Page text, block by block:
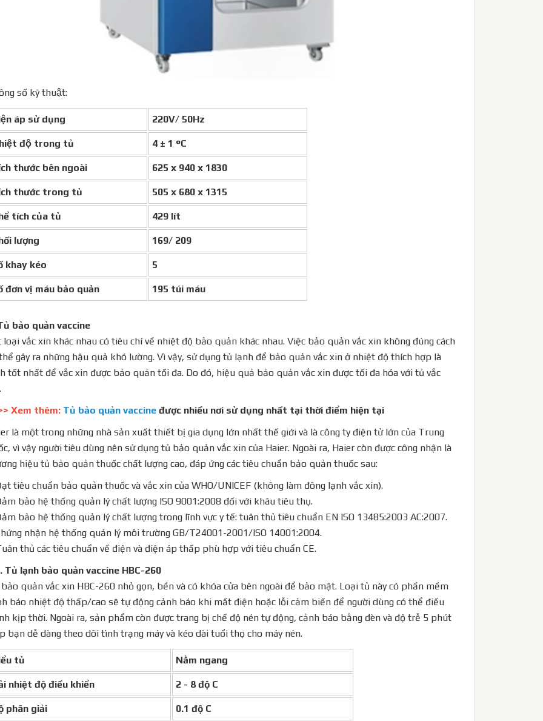
số kỹ thuật:
áp sử dụng 220V/ 50Hz
độ trong tủ 4 ± 1 °C
thước bên ngoài 625 x 940 x 1830
thước trong tủ 505 x 680 x 1315
tích của tủ 429 lít
lượng 169/ 209
khay kéo 5
đơn vị máu bảo quản 195 túi máu
bảo quản vaccine
loại vắc xin khác nhau có tiêu chí về nhiệt độ bảo quản khác nhau. Việc bảo quản vắc xin không đúng cách
gây ra những hậu quả khó lường. Vì vậy, sử dụng tủ lạnh để bảo quản vắc xin ở nhiệt độ thích hợp là
tốt nhất để vắc xin được bảo quản tối đa. Do đó, hiệu quả bảo quản vắc xin được tối đa hóa với tủ vắc
Xem thêm: Tủ bảo quản vaccine được nhiều nơi sử dụng nhất tại thời điểm hiện tại
là một trong những nhà sản xuất thiết bị gia dụng lớn nhất thế giới và là công ty điện tử lớn của Trung
vì vậy người tiêu dùng nên sử dụng tủ bảo quản vắc xin của Haier. Ngoài ra, Haier còn được công nhận là
hiệu tủ bảo quản thuốc chất lượng cao, đáp ứng các tiêu chuẩn bảo quản thuốc sau:
tiêu chuẩn bảo quản thuốc và vắc xin của WHO/UNICEF (không làm đông lạnh vắc xin).
bảo hệ thống quản lý chất lượng ISO 9001:2008 đối với khâu tiêu thụ.
bảo hệ thống quản lý chất lượng trong lĩnh vực y tế: tuân thủ tiêu chuẩn EN ISO 13485:2003 AC:2007.
nhận hệ thống quản lý môi trường GB/T24001-2001/ISO 14001:2004.
thủ các tiêu chuẩn về điện và điện áp thấp phù hợp với tiêu chuẩn CE.
Tủ lạnh bảo quản vaccine HBC-260
quản vắc xin HBC-260 nhỏ gọn, bền và có khóa cửa bên ngoài để bảo mật. Loại tủ này có phần mềm
báo nhiệt độ thấp/cao sẽ tự động cảnh báo khi mất điện hoặc lỗi cảm biến để người dùng có thể điều
kịp thời. Ngoài ra, sản phẩm còn được trang bị chế độ nén tự động, cảnh báo bằng đèn và độ trễ 5 phút
bạn dễ dàng theo dõi tình trạng máy và kéo dài tuổi thọ cho máy nén.
tủ Nằm ngang
nhiệt độ điều khiển 2 - 8 độ C
phân giải 0.1 độ C